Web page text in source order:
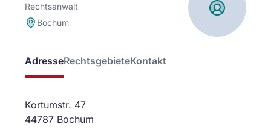
Rechtsanwalt
Bochum
AdresseRechtsgebieteKontakt
Kortumstr. 47
44787 Bochum